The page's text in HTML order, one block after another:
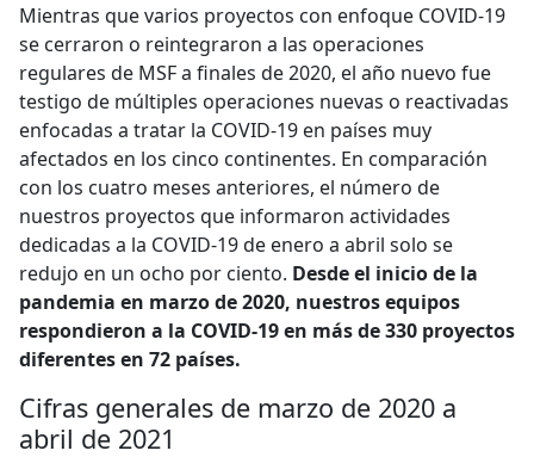
Mientras que varios proyectos con enfoque COVID-19
se cerraron o reintegraron a las operaciones
regulares de MSF a finales de 2020, el año nuevo fue
testigo de múltiples operaciones nuevas o reactivadas
enfocadas a tratar la COVID-19 en países muy
afectados en los cinco continentes. En comparación
con los cuatro meses anteriores, el número de
nuestros proyectos que informaron actividades
dedicadas a la COVID-19 de enero a abril solo se
redujo en un ocho por ciento. Desde el inicio de la
pandemia en marzo de 2020, nuestros equipos
respondieron a la COVID-19 en más de 330 proyectos
diferentes en 72 países.
Cifras generales de marzo de 2020 a
abril de 2021